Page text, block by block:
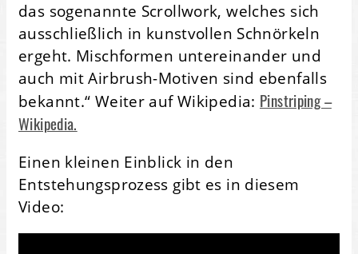
das sogenannte Scrollwork, welches sich
ausschließlich in kunstvollen Schnörkeln
ergeht. Mischformen untereinander und
auch mit Airbrush-Motiven sind ebenfalls
bekannt.“ Weiter auf Wikipedia: Pinstriping –
Wikipedia.
Einen kleinen Einblick in den
Entstehungsprozess gibt es in diesem
Video: